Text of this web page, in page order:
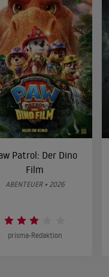
Patrol: Der Dino
Film
ABENTEUER • 2026
prisma-Redaktion